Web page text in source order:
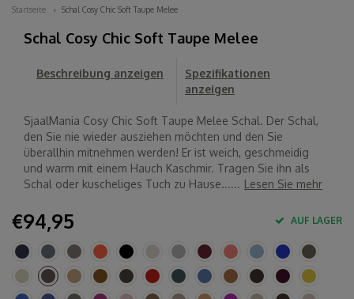
Startseite Schal Cosy Chic Soft Taupe Melee
Schal Cosy Chic Soft Taupe Melee
Beschreibung anzeigen
Spezifikationen
anzeigen
SjaalMania Cosy Chic Soft Taupe Melee Schal. Der Schal,
den Sie nie wieder ausziehen möchten und den Sie
überallhin mitnehmen werden! Er ist weich, geschmeidig
und warm mit einem Hauch Kaschmir. Tragen Sie ihn als
Schal oder kuscheliges Tuch zu Hause...... Lesen Sie mehr
€94,95 AUF LAGER